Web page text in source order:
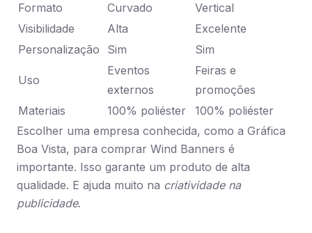
Formato
Curvado
Vertical
Visibilidade
Alta
Excelente
Personalização
Sim Sim
Uso
Eventos
externos
Feiras e
promoções
Materiais
100% poliéster
100% poliéster
Escolher uma empresa conhecida, como a Gráfica
Boa Vista, para comprar Wind Banners é
importante. Isso garante um produto de alta
qualidade. E ajuda muito na criatividade na
publicidade.